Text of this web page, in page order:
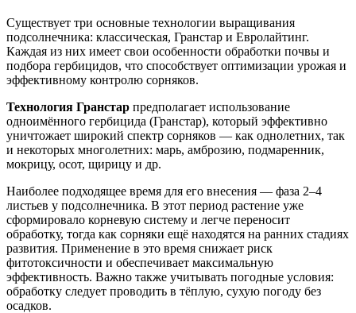
Существует три основные технологии выращивания
подсолнечника: классическая, Гранстар и Евролайтинг.
Каждая из них имеет свои особенности обработки почвы и
подбора гербицидов, что способствует оптимизации урожая и
эффективному контролю сорняков.
Технология Гранстар предполагает использование
одноимённого гербицида (Гранстар), который эффективно
уничтожает широкий спектр сорняков — как однолетних, так
и некоторых многолетних: марь, амброзию, подмаренник,
мокрицу, осот, щирицу и др.
Наиболее подходящее время для его внесения — фаза 2–4
листьев у подсолнечника. В этот период растение уже
сформировало корневую систему и легче переносит
обработку, тогда как сорняки ещё находятся на ранних стадиях
развития. Применение в это время снижает риск
фитотоксичности и обеспечивает максимальную
эффективность. Важно также учитывать погодные условия:
обработку следует проводить в тёплую, сухую погоду без
осадков.